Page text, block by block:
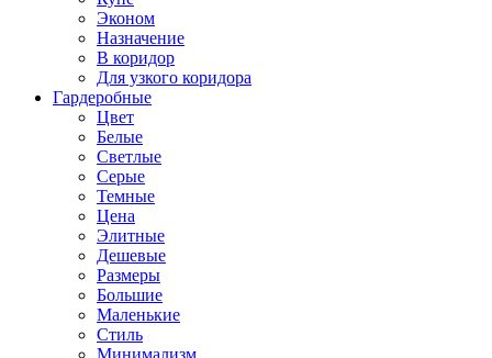
Эконом
Назначение
В коридор
Для узкого коридора
Гардеробные
Цвет
Белые
Светлые
Серые
Темные
Цена
Элитные
Дешевые
Размеры
Большие
Маленькие
Стиль
Минимализм